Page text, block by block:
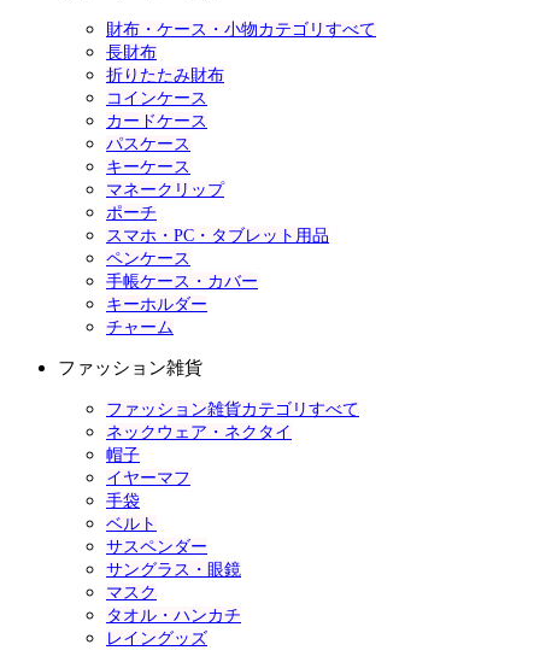
財布・ケース・小物カテゴリすべて
長財布
折りたたみ財布
コインケース
カードケース
パスケース
キーケース
マネークリップ
ポーチ
スマホ・PC・タブレット用品
ペンケース
手帳ケース・カバー
キーホルダー
チャーム
ファッション雑貨
ファッション雑貨カテゴリすべて
ネックウェア・ネクタイ
帽子
イヤーマフ
手袋
ベルト
サスペンダー
サングラス・眼鏡
マスク
タオル・ハンカチ
レイングッズ